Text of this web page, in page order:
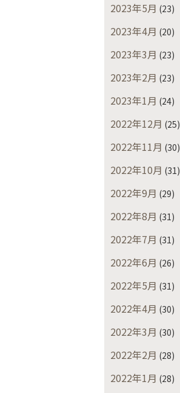
2023年5月 (23)
2023年4月 (20)
2023年3月 (23)
2023年2月 (23)
2023年1月 (24)
2022年12月 (25)
2022年11月 (30)
2022年10月 (31)
2022年9月 (29)
2022年8月 (31)
2022年7月 (31)
2022年6月 (26)
2022年5月 (31)
2022年4月 (30)
2022年3月 (30)
2022年2月 (28)
2022年1月 (28)